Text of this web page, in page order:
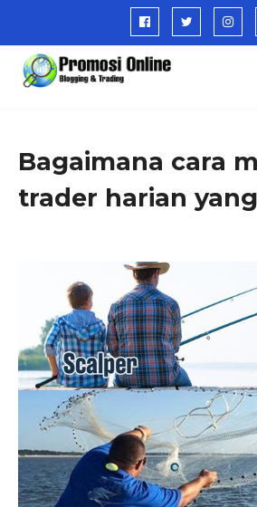
Bagaimana cara
trader harian